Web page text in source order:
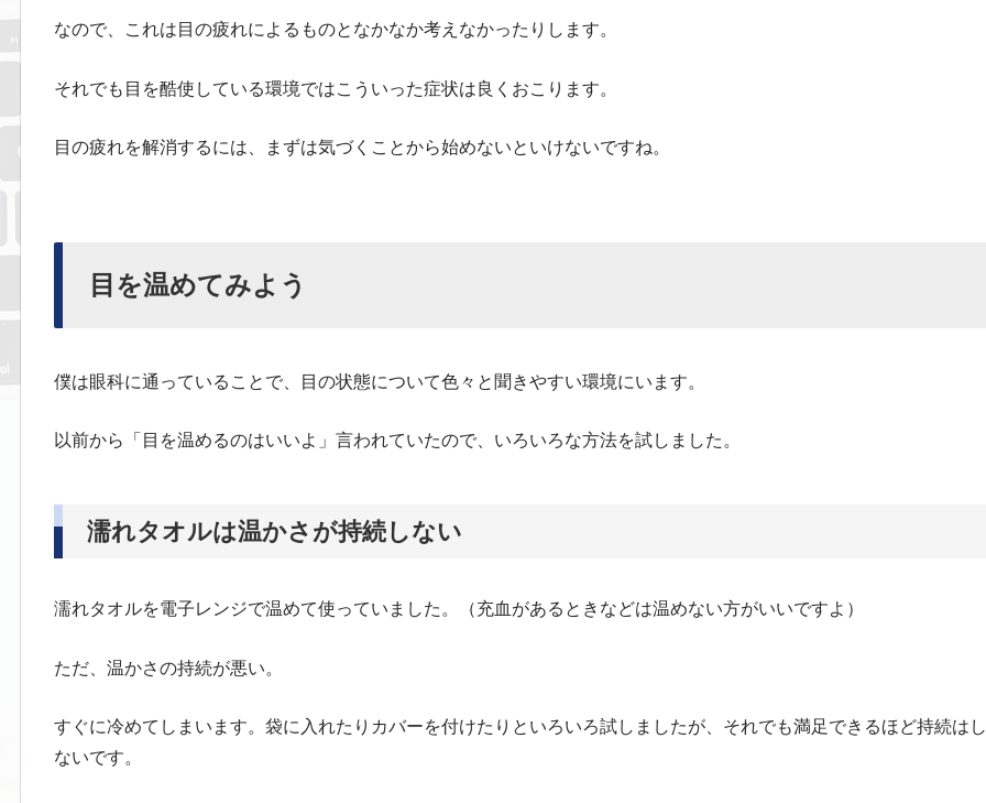
なので、これは目の疲れによるものとなかなか考えなかったりします。
それでも目を酷使している環境ではこういった症状は良くおこります。
目の疲れを解消するには、まずは気づくことから始めないといけないですね。
目を温めてみよう
僕は眼科に通っていることで、目の状態について色々と聞きやすい環境にいます。
以前から「目を温めるのはいいよ」言われていたので、いろいろな方法を試しました。
濡れタオルは温かさが持続しない
濡れタオルを電子レンジで温めて使っていました。（充血があるときなどは温めない方がいいですよ）
ただ、温かさの持続が悪い。
すぐに冷めてしまいます。袋に入れたりカバーを付けたりといろいろ試しましたが、それでも満足できるほど持続はし
ないです。